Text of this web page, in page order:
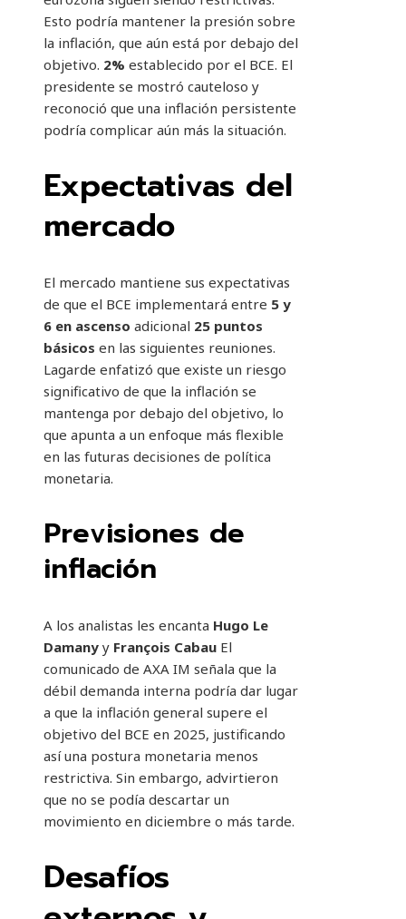
Esto podría mantener la presión sobre
la inflación, que aún está por debajo del
objetivo. 2% establecido por el BCE. El
presidente se mostró cauteloso y
reconoció que una inflación persistente
podría complicar aún más la situación.
Expectativas del
mercado
El mercado mantiene sus expectativas
de que el BCE implementará entre 5 y
6 en ascenso adicional 25 puntos
básicos en las siguientes reuniones.
Lagarde enfatizó que existe un riesgo
significativo de que la inflación se
mantenga por debajo del objetivo, lo
que apunta a un enfoque más flexible
en las futuras decisiones de política
monetaria.
Previsiones de
inflación
A los analistas les encanta Hugo Le
Damany y François Cabau El
comunicado de AXA IM señala que la
débil demanda interna podría dar lugar
a que la inflación general supere el
objetivo del BCE en 2025, justificando
así una postura monetaria menos
restrictiva. Sin embargo, advirtieron
que no se podía descartar un
movimiento en diciembre o más tarde.
Desafíos